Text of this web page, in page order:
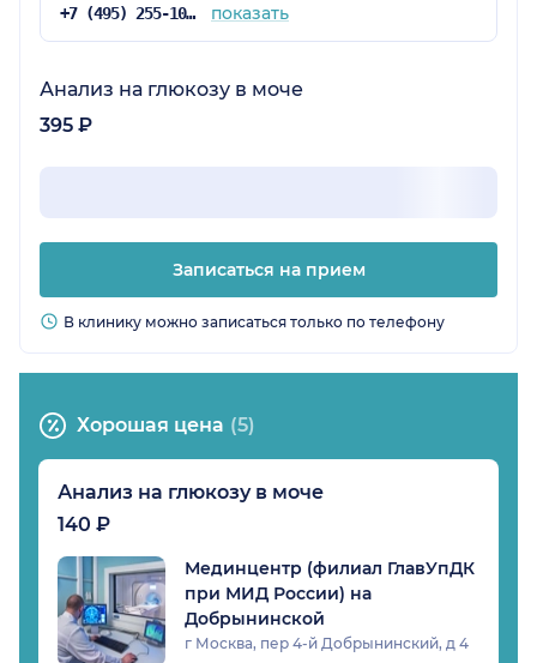
+7 (495) 255-10-78 показать
Анализ на глюкозу в моче
395 ₽
Записаться на прием
В клинику можно записаться только по телефону
Хорошая цена (5)
Анализ на глюкозу в моче
140 ₽
Мединцентр (филиал ГлавУпДК
при МИД России) на
Добрынинской
г Москва, пер 4-й Добрынинский, д 4